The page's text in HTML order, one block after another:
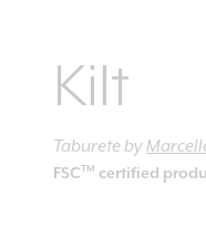
Kilt
Tabureteby
FSCTM certified